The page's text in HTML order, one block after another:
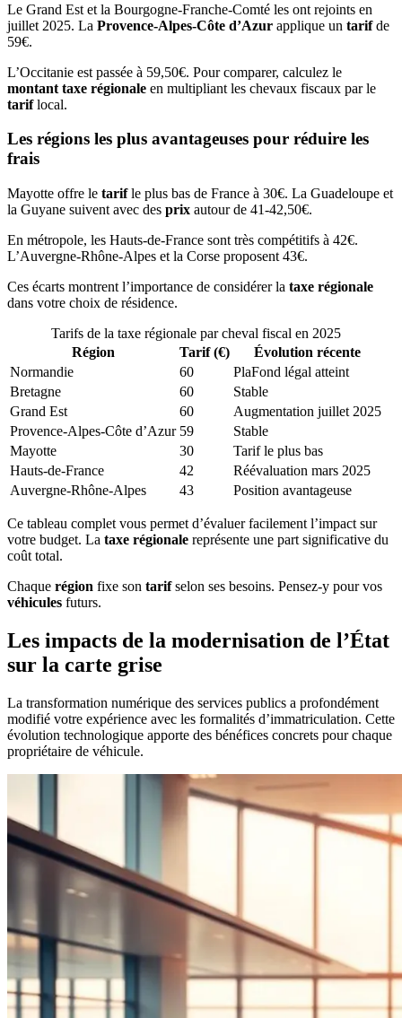
Le Grand Est et la Bourgogne-Franche-Comté les ont rejoints en
juillet 2025. La Provence-Alpes-Côte d’Azur applique un tarifde
59€.
L’Occitanie est passée à 59,50€. Pour comparer, calculez le
montant taxe régionale en multipliant les chevaux fiscaux par le
tariflocal.
Les régions les plus avantageuses pour réduire les
frais
Mayotte offre le tarifle plus bas de France à 30€. La Guadeloupe et
la Guyane suivent avec des prix autour de 41-42,50€.
En métropole, les Hauts-de-France sont très compétitifs à 42€.
L’Auvergne-Rhône-Alpes et la Corse proposent 43€.
Ces écarts montrent l’importance de considérer la taxe régionale
dans votre choix de résidence.
Tarifs de la taxe régionale par cheval fiscal en 2025
Région
Tarif (€)
Évolution récente
Normandie
60
PlaFond légal atteint
Bretagne
60
Stable
Grand Est
60
Augmentation juillet 2025
Provence-Alpes-Côte d’Azur 59
Stable
Mayotte
30
Tarif le plus bas
Hauts-de-France
42
Réévaluation mars 2025
Auvergne-Rhône-Alpes
43 Position avantageuse
Ce tableau complet vous permet d’évaluer facilement l’impact sur
votre budget. La taxe régionale représente une part significative du
coût total.
Chaque région fixe son tarifselon ses besoins. Pensez-y pour vos
véhicules futurs.
Les impacts de la modernisation de l’État
sur la carte grise
La transformation numérique des services publics a profondément
modifié votre expérience avec les formalités d’immatriculation. Cette
évolution technologique apporte des bénéfices concrets pour chaque
propriétaire de véhicule.